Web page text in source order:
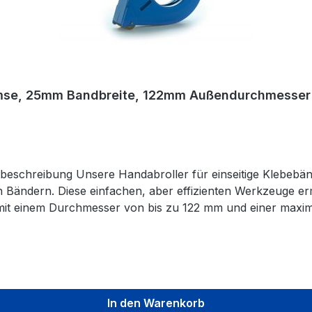
25mm Bandbreite, 122mm Außendurchmesser
Diese einfachen, aber effizienten Werkzeuge
Durchmesser von bis zu 122 mm und einer
Abrollbremse, ebenfalls aus Stahl gefertigt, verhindert
zu bremsen und unter Spannung zu halten. Die
Lösung für
dar. Bestellen Sie noch heute und
In den Warenkorb